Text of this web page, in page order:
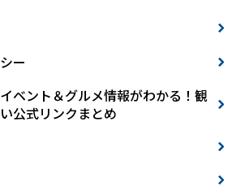
ー
ベント＆グルメ情報がわかる！観
公式リンクまとめ